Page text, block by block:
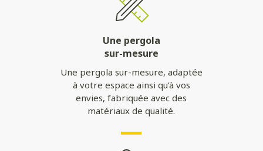
Une pergola
sur-mesure
Une pergola sur-mesure, adaptée
à votre espace ainsi qu’à vos
envies, fabriquée avec des
matériaux de qualité.